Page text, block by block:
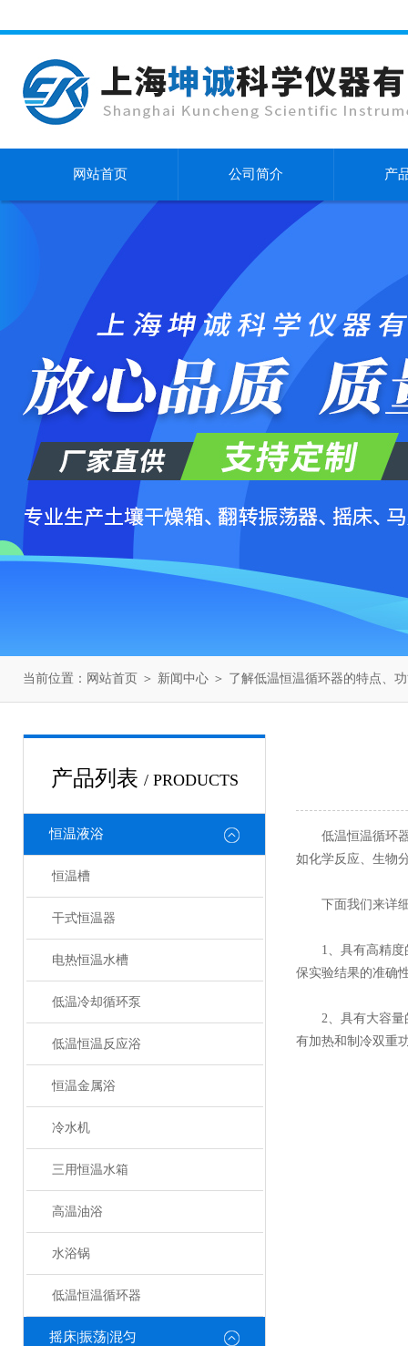
网站首页 公司简介 产
当前位置： 网站首页 ＞ 新闻中心 ＞ 了解低温恒温循环器的特点、
产品列表 / PRODUCTS
恒温液浴
恒温槽
干式恒温器
电热恒温水槽
低温冷却循环泵
低温恒温反应浴
恒温金属浴
冷水机
三用恒温水箱
高温油浴
水浴锅
低温恒温循环器
摇床|振荡|混匀
低温恒温循环
如化学反应、生物
下面我们来详细
1、具有高精度的
保实验结果的准确
2、具有大容量的
有加热和制冷双重